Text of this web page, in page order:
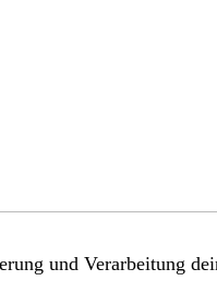
und Verarbeitung